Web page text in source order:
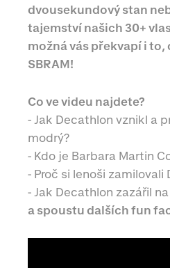
dvousekundový stan
tajemství našich 30+
možná vás překvapí i to,
SBRAM!
Co ve videu najdete?
- Jak Decathlon vznikl a
modrý?
- Kdo je Barbara Martin
- Proč si lenoši zamilovali
- Jak Decathlon zazářil
a spoustu dalších fun